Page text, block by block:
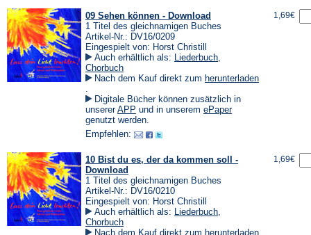
09 Sehen können - Download
1 Titel des gleichnamigen Buches
Artikel-Nr.: DV16/0209
Eingespielt von: Horst Christill
Auch erhältlich als: Liederbuch,
Chorbuch
Nach dem Kauf direkt zum herunterladen
in
einem
neuen
Tab)
.
Digitale Bücher können zusätzlich in
unsererAPP (Öffnet
in
neuen
und in unserem ePaper(Öffnet
genutzt werden.
Empfehlen:
1,69€
10 Bist du es, der da kommen soll -
Download
1 Titel des gleichnamigen Buches
Artikel-Nr.: DV16/0210
Eingespielt von: Horst Christill
Auch erhältlich als: Liederbuch,
Chorbuch
Nach dem Kauf direkt zum herunterladen
1,69€